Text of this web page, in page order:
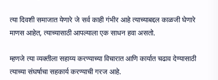
त्या दिवशी समाजात येणारे जे सर्व काही गंभीर आहे त्याच्याबद्दल काळजी घेणारे
माणस आहेत, त्याच्यासाठी आपल्याला एक साधन हवा असतो.
म्हणजे त्या व्यक्तीला सहाय्य करण्याच्या विचारात आणि कार्यात चढाव देण्यासाठी
त्याच्या संघर्षाचा सहकार्य करण्याची गरज आहे.